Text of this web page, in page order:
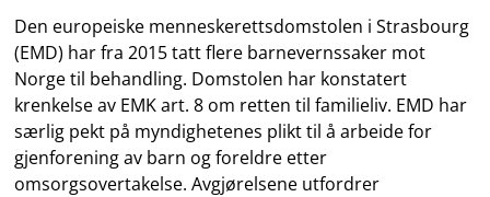
Den europeiske menneskerettsdomstolen i Strasbourg
(EMD) har fra 2015 tatt flere barnevernssaker mot
Norge til behandling. Domstolen har konstatert
krenkelse av EMK art. 8 om retten til familieliv. EMD har
særlig pekt på myndighetenes plikt til å arbeide for
gjenforening av barn og foreldre etter
omsorgsovertakelse. Avgjørelsene utfordrer